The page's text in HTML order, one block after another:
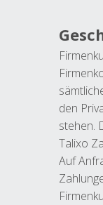
den
stehen.
Talixo
Auf